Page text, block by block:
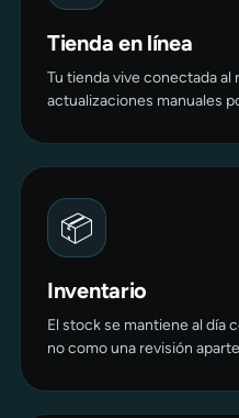
Tienda en línea
Tu tienda vive conectada al
actualizaciones manuales
📦
Inventario
El stock se mantiene al día
no como una revisión